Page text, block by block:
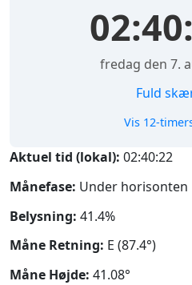
fredag den 7.
Fuld
Vis 12-
Aktuel tid (lokal): 02:40:23
Månefase: Under horisonten
Belysning: 41.4%
Måne Retning: E (87.4°)
Måne Højde: 41.08°